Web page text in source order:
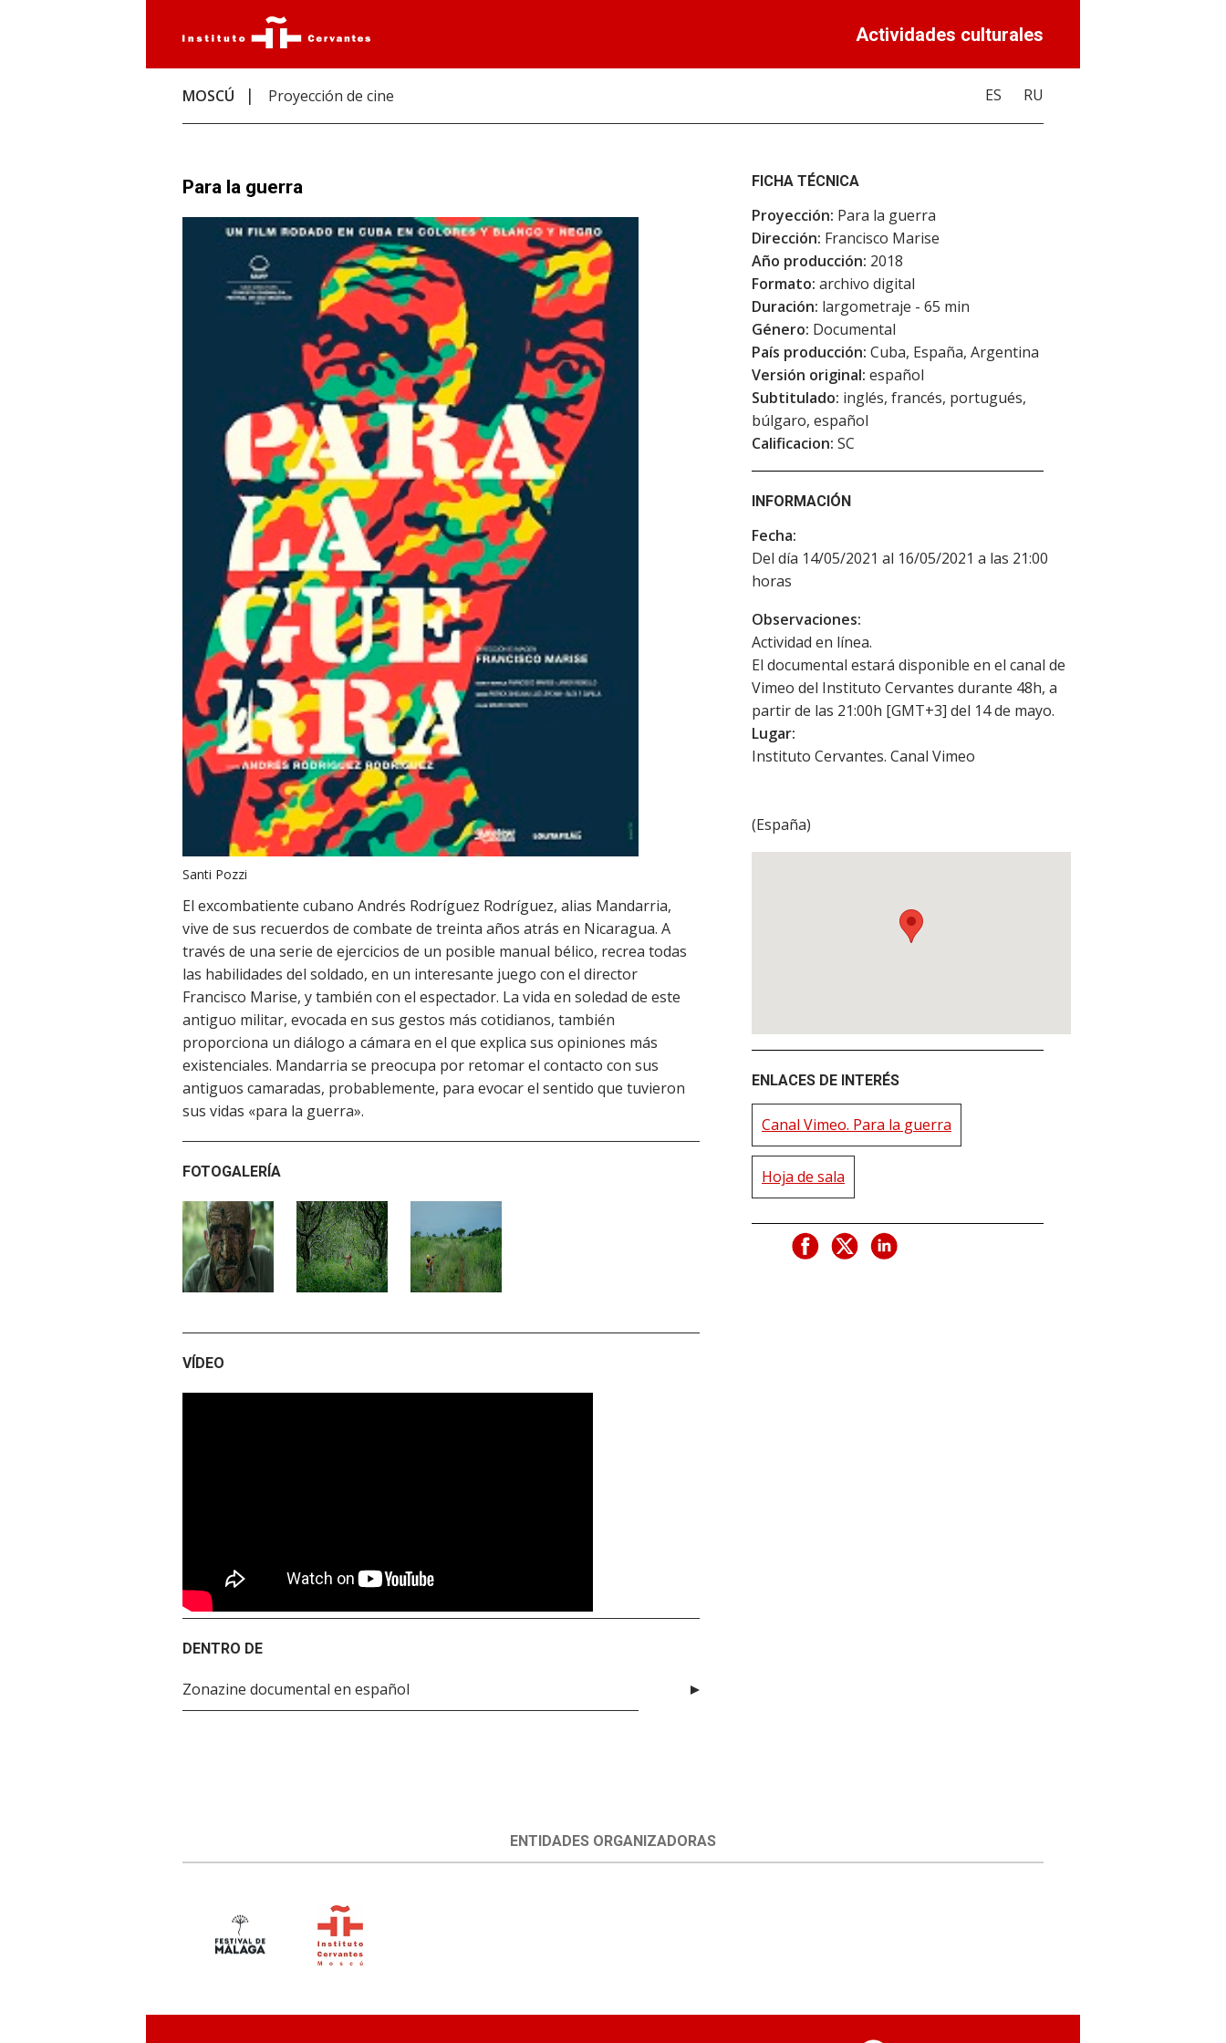
Actividades culturales
MOSCÚ Proyección de cine ES RU
Para la guerra
Santi Pozzi
El excombatiente cubano Andrés Rodríguez Rodríguez, alias Mandarria,
vive de sus recuerdos de combate de treinta años atrás en Nicaragua. A
través de una serie de ejercicios de un posible manual bélico, recrea todas
las habilidades del soldado, en un interesante juego con el director
Francisco Marise, y también con el espectador. La vida en soledad de este
antiguo militar, evocada en sus gestos más cotidianos, también
proporciona un diálogo a cámara en el que explica sus opiniones más
existenciales. Mandarria se preocupa por retomar el contacto con sus
antiguos camaradas, probablemente, para evocar el sentido que tuvieron
sus vidas «para la guerra».
FOTOGALERÍA
VÍDEO
DENTRO DE
Zonazine documental en español
FICHA TÉCNICA
Proyección: Para la guerra
Dirección: Francisco Marise
Año producción: 2018
Formato: archivo digital
Duración: largometraje - 65 min
Género: Documental
País producción: Cuba, España, Argentina
Versión original: español
Subtitulado: inglés, francés, portugués,
búlgaro, español
Calificacion: SC
INFORMACIÓN
Fecha:
Del día 14/05/2021 al 16/05/2021 a las 21:00
horas
Observaciones:
Actividad en línea.
El documental estará disponible en el canal de
Vimeo del Instituto Cervantes durante 48h, a
partir de las 21:00h [GMT+3] del 14 de mayo.
Lugar:
Instituto Cervantes. Canal Vimeo
(España)
ENLACES DE INTERÉS
Canal Vimeo. Para la guerra
Hoja de sala
ENTIDADES ORGANIZADORAS